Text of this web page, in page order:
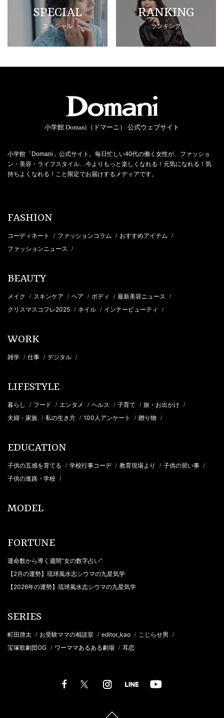
SPECIAL
スペシャル
RANKING
ランキング
小学館 Domani（ドマーニ） 公式ウェブサイト
小学館「Domani」公式サイト。毎日忙しい40代の働く女性が、ファッショ
ン・美容・ライフスタイル…今よりもっと楽しくなれる！元気になれる！気
持ちよくなれる！こと限定でお届けするメディアです。
FASHION
コーディネート / ファッションコラム / おすすめアイテム /
ファッションニュース /
BEAUTY
メイク / スキンケア / ヘア / ボディ / 最新美容ニュース /
クリスマスコフレ2025 / ネイル / インナービューティ /
WORK
雑学 / 仕事 / デジタル /
LIFESTYLE
暮らし / フード / エンタメ / ヘルス / 子育て / 旅・お出かけ /
夫婦・家族 / 私の生き方 / 100人アンケート / 贈り物 /
EDUCATION
子供の五感を育てる / 学校行事コーデ / 教育現場より / 子供の習い事 /
子供の進路・学校 /
MODEL
FORTUNE
運命数から導く週間“女の数字占い”
【2月の運勢】琉球風水志シウマの九星気学
【2026年の運勢】琉球風水志シウマの九星気学
SERIES
町田啓太 / お受験ママの相談室 / editor_kao / こじらせ男 /
宝塚歌劇団OG / ワーママあるある劇場 / 耳恋